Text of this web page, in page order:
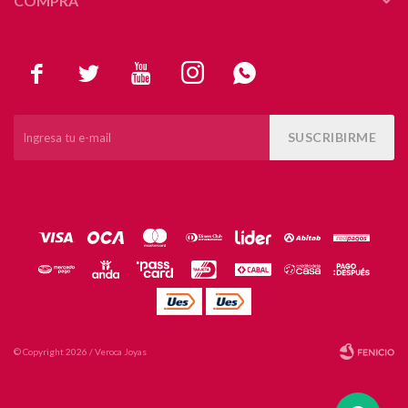
    
SUSCRIBIRME
© Copyright 2026 / Veroca Joyas